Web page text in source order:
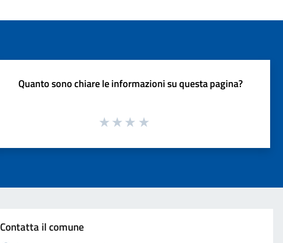
Quanto sono chiare le informazioni su questa pagina?
Contatta il comune